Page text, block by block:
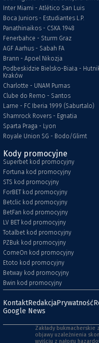
Inter Miami - Atlético San Luis
Boca Juniors - Estudiantes L.P.
Panathinaikos - CSKA 1948
Fenerbahce - Sturm Graz
AGF Aarhus - Sabah FA
Brann - Apoel Nikozja
Podbeskidzie Bielsko-Biała -
Kraków
Charlotte - UNAM Pumas
Clube do Remo - Santos
Larne - FC Iberia 1999 (Saburtalo)
Shamrock Rovers - Egnatia
Sparta Praga - Lyon
Royale Union SG - Bodo/Glimt
Kody promocyjne
Superbet kod promocyjny
Fortuna kod promocyjny
STS kod promocyjny
ForBET kod promocyjny
Betclic kod promocyjny
BetFan kod promocyjny
LV BET kod promocyjny
Totalbet kod promocyjny
PZBuk kod promocyjny
ComeOn kod promocyjny
Etoto kod promocyjny
Betway kod promocyjny
Bwin kod promocyjny
KontaktRedakcjaPrywatność
Google News
Zakłady bukmacherskie
objawy uzależnienia
wyjściu z nałogu